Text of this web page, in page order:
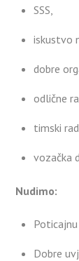
SSS,
iskustvo
dobre
odlične
timski
vozačka
Nudimo:
Dobre